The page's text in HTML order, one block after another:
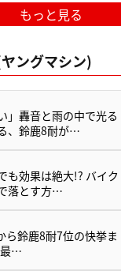
もっと見る
ングマシン)
」轟音と雨の中で光る
、鈴鹿8耐が…
も効果は絶大!? バイク
落とす方…
ら鈴鹿8耐7位の快挙ま
最…